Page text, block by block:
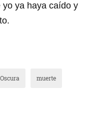
yo ya haya caído y
muerte